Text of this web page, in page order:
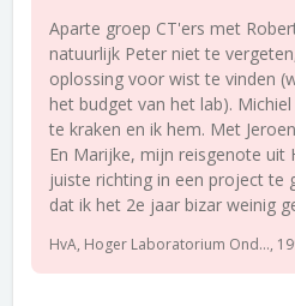
Aparte groep CT'ers met
natuurlijk Peter niet te
oplossing voor wist te vinden
het budget van het lab).
te kraken en ik hem. Met
En Marijke, mijn reisgenote uit
juiste richting in een project te
dat ik het 2e jaar bizar weinig
HvA, Hoger Laboratorium Ond...,